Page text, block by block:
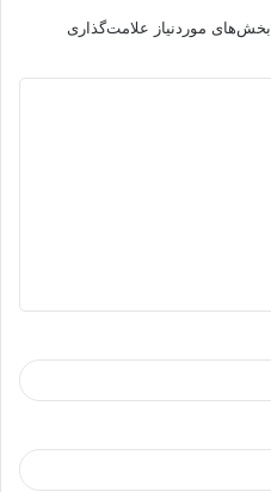
بخش‌های موردنیاز علامت‌گذاری